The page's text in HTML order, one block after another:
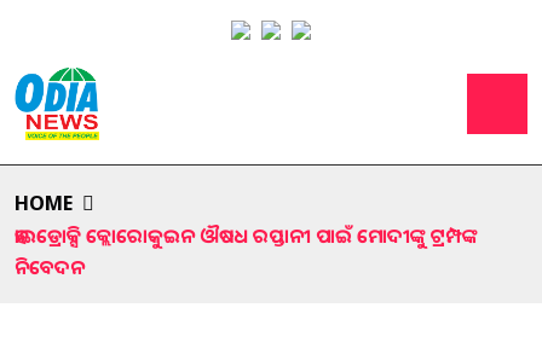
HOME
ହାଇଡ୍ରୋକ୍ସି କ୍ଲୋରୋକୁଇନ ଔଷଧ ରପ୍ତାନୀ ପାଇଁ ମୋଦୀଙ୍କୁ ଟ୍ରମ୍ପଙ୍କ
ନିବେଦନ